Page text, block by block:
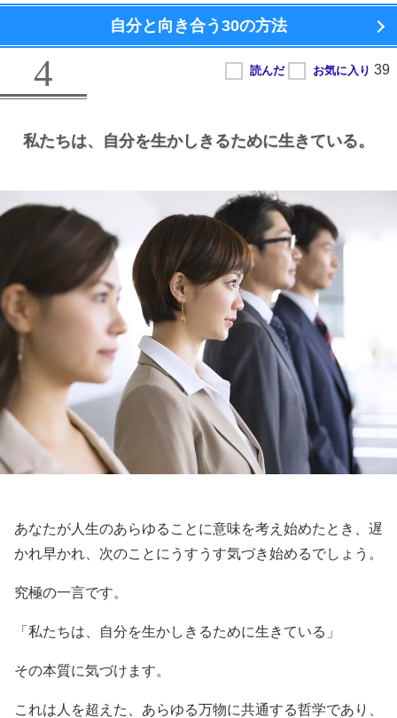
自分と向き合う 30の方法
4
私たちは、 自分を生かしきるために生きている。
あなたが人生のあらゆることに意味を考え始めたとき、遅
かれ早かれ、次のことにうすうす気づき始めるでしょう。
究極の一言です。
「私たちは、自分を生かしきるために生きている」
その本質に気づけます。
これは人を超えた、あらゆる万物に共通する哲学であり、